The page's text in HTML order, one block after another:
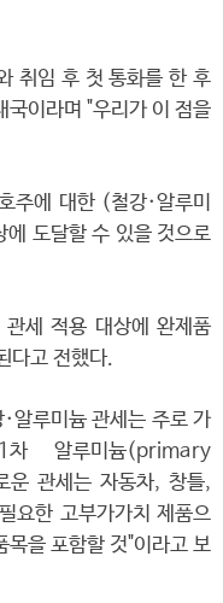
취임 후 첫 통화를 한 후
국이라며 "우리가 이 점을
주에 대한 (철강·알루미
도달할 수 있을 것으로
세 적용 대상에 완제품
고 전했다.
알루미늄 관세는 주로 가
알루미늄(primary
관세는 자동차, 창틀,
요한 고부가가치 제품으
목을 포함할 것"이라고 보